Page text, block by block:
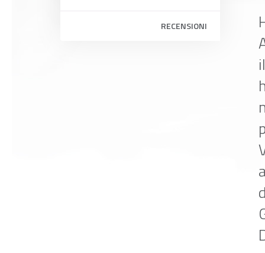
RECENSIONI